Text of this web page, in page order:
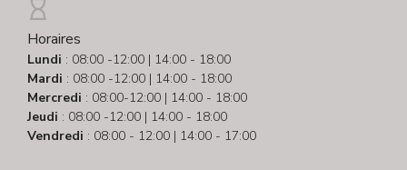
Horaires
Lundi : 08:00 -12:00 | 14:00 - 18:00
Mardi : 08:00 -12:00 | 14:00 - 18:00
Mercredi : 08:00-12:00 | 14:00 - 18:00
Jeudi : 08:00 -12:00 | 14:00 - 18:00
Vendredi : 08:00 - 12:00 | 14:00 - 17:00